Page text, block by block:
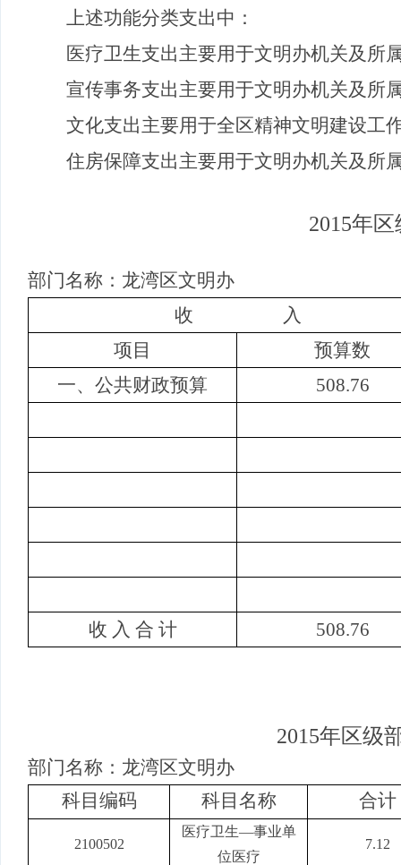
上述功能分类支出中：
医疗卫生支出主要用于文明办机关及所
宣传事务支出主要用于文明办机关及所
文化支出主要用于全区精神文明建设工
住房保障支出主要用于文明办机关及所
2015年区
部门名称：龙湾区文明办
收
入
项目
预算数
一、公共财政预算
508.76
收 入 合 计 508.76
2015年区级
部门名称：龙湾区文明办
科目编码
科目名称 合计
2100502
医疗卫生—事业单
位医疗
7.12